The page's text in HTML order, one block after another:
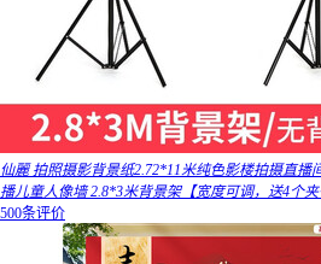
仙麗 拍照摄影背景纸2.72*11米纯色影楼拍摄直播
播儿童人像墙 2.8*3米背景架【宽度可调，送4个夹
500条评价